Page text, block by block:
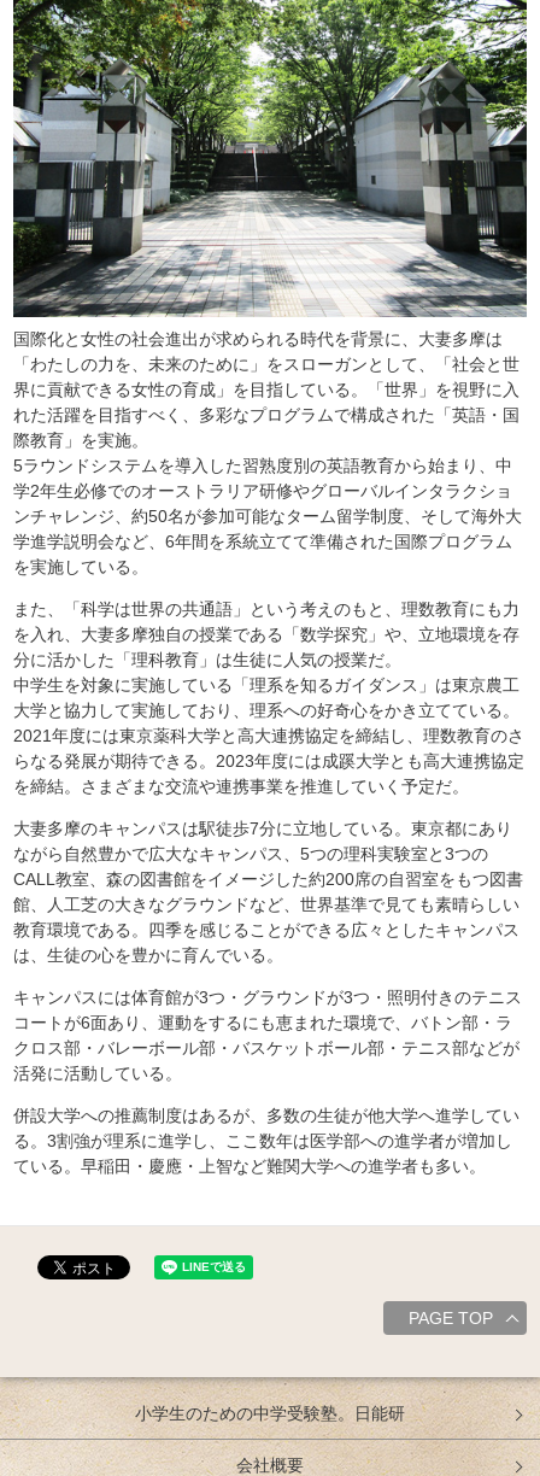
国際化と女性の社会進出が求められる時代を背景に、大妻多摩は
「わたしの力を、未来のために」をスローガンとして、「社会と世
界に貢献できる女性の育成」を目指している。「世界」を視野に入
れた活躍を目指すべく、多彩なプログラムで構成された「英語・国
際教育」を実施。
5ラウンドシステムを導入した習熟度別の英語教育から始まり、中
学2年生必修でのオーストラリア研修やグローバルインタラクショ
ンチャレンジ、約50名が参加可能なターム留学制度、そして海外大
学進学説明会など、6年間を系統立てて準備された国際プログラム
を実施している。
また、「科学は世界の共通語」という考えのもと、理数教育にも力
を入れ、大妻多摩独自の授業である「数学探究」や、立地環境を存
分に活かした「理科教育」は生徒に人気の授業だ。
中学生を対象に実施している「理系を知るガイダンス」は東京農工
大学と協力して実施しており、理系への好奇心をかき立てている。
2021年度には東京薬科大学と高大連携協定を締結し、理数教育のさ
らなる発展が期待できる。2023年度には成蹊大学とも高大連携協定
を締結。さまざまな交流や連携事業を推進していく予定だ。
大妻多摩のキャンパスは駅徒歩7分に立地している。東京都にあり
ながら自然豊かで広大なキャンパス、5つの理科実験室と3つの
CALL教室、森の図書館をイメージした約200席の自習室をもつ図書
館、人工芝の大きなグラウンドなど、世界基準で見ても素晴らしい
教育環境である。四季を感じることができる広々としたキャンパス
は、生徒の心を豊かに育んでいる。
キャンパスには体育館が3つ・グラウンドが3つ・照明付きのテニス
コートが6面あり、運動をするにも恵まれた環境で、バトン部・ラ
クロス部・バレーボール部・バスケットボール部・テニス部などが
活発に活動している。
併設大学への推薦制度はあるが、多数の生徒が他大学へ進学してい
る。3割強が理系に進学し、ここ数年は医学部への進学者が増加し
ている。早稲田・慶應・上智など難関大学への進学者も多い。
PAGE TOP
小学生のための中学受験塾。日能研
会社概要